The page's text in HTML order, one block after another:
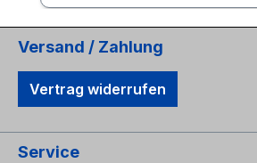
Versand / Zahlung
Vertrag widerrufen
Service